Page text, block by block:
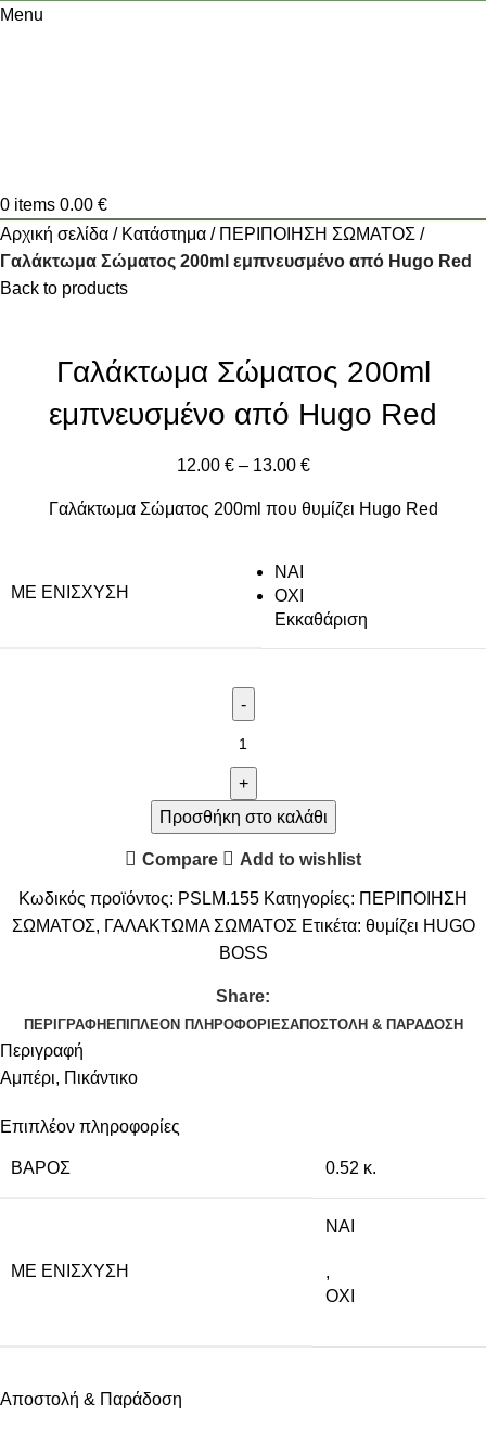
Menu
0 items 0.00 €
Αρχική σελίδα
Κατάστημα
ΠΕΡΙΠΟΙΗΣΗ ΣΩΜΑΤΟΣ
Γαλάκτωμα Σώματος 200ml εμπνευσμένο από Hugo Red
Back to products
Γαλάκτωμα Σώματος 200ml
εμπνευσμένο από Hugo Red
12.00 € – 13.00 €
Γαλάκτωμα Σώματος 200ml που θυμίζει Hugo Red
ΜΕ ΕΝΊΣΧΥΣΗ
NAI
ΟΧΙ
Εκκαθάριση
Προσθήκη στο καλάθι
Compare Add to wishlist
Κωδικός προϊόντος: PSLM.155 Κατηγορίες: ΠΕΡΙΠΟΙΗΣΗ
ΣΩΜΑΤΟΣ, ΓΑΛΑΚΤΩΜΑ ΣΩΜΑΤΟΣ Ετικέτα: θυμίζει HUGO
BOSS
Share:
ΠΕΡΙΓΡΑΦΉ ΕΠΙΠΛΈΟΝ ΠΛΗΡΟΦΟΡΊΕΣΑΠΟΣΤΟΛΉ & ΠΑΡΆΔΟΣΗ
Περιγραφή
Αμπέρι, Πικάντικο
Επιπλέον πληροφορίες
ΒΆΡΟΣ 0.52 κ.
ΜΕ ΕΝΊΣΧΥΣΗ
NAI
,
ΟΧΙ
Αποστολή & Παράδοση